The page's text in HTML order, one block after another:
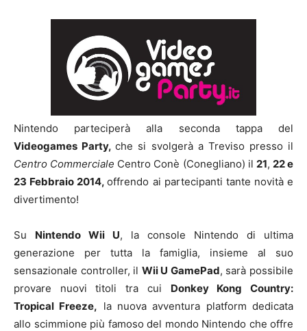
Nintendo parteciperà alla seconda tappa del
Videogames Party,che si svolgerà a Treviso presso il
Centro Commerciale Centro Conè (Conegliano) il 21, 22 e
23 Febbraio 2014,offrendo ai partecipanti tante novità e
divertimento!
Su Nintendo Wii U, la console Nintendo di ultima
generazione per tutta la famiglia, insieme al suo
sensazionale controller, il Wii U GamePad, sarà possibile
provare nuovi titoli tra cui Donkey Kong Country:
Tropical Freeze, la nuova avventura platform dedicata
allo scimmione più famoso del mondo Nintendo che offre